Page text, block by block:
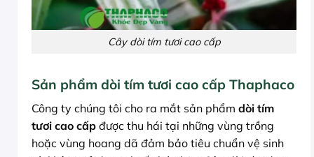
Cây dòi tím tươi cao cấp
Sản phẩm dòi tím tươi cao cấp Thaphaco
Công ty chúng tôi cho ra mắt sản phẩm dòi tím
tươi cao cấp được thu hái tại những vùng trồng
hoặc vùng hoang dã đảm bảo tiêu chuẩn vệ sinh